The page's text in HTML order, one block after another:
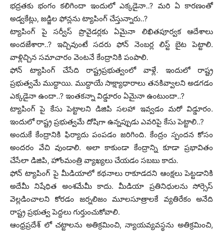
భద్రతకు భంగం కలిగిందా ఇందులో ఎక్కడైనా..? మరి ఏ కారణంతో
అడ్వకేట్లు, జడ్జిల ఫోన్లను ట్యాపింగ్ చేస్తున్నారు..?
ట్యాపింగ్ పై సర్వీస్ ప్రొవైడర్లకు ఏమైనా లిఖితపూర్వక ఆదేశాలు
అందజేశారా..? ఇచ్చివుంటే సదరు ఫోన్ నెంబర్ల లిస్ట్ బైట పెట్టాలి.
వాళ్లిచ్చిన సమాచారం వెంటనే కేంద్రానికి పంపాలి.
ఫోన్ ట్యాపింగ్ చేసేది రాష్ట్రప్రభుత్వంలో వాళ్లే. ఇందులో రాష్ట్ర
ప్రభుత్వమే ముద్దాయి. ముద్దాయే సాక్ష్యాధారాలు తనకివ్వాలని అడగడం
ఎక్కడైనా ఉందా..? ఇంతకన్నా విడ్డూరం ఏమైనా ఉంటుందా..?
ట్యాపింగ్ పై కేసు పెట్టాలని డిజిపి సలహా ఇవ్వడం మరో విడ్డూరం.
ఇందులో రాష్ట్ర ప్రభుత్వమే దోషిగా ఉన్నప్పుడు ఎవరిపై కేసు పెట్టాలి..?
అందుకే కేంద్రానికి ఫిర్యాదు పంపడం జరిగింది. కేంద్రం స్పందన కోసం
అందరం వేచి వుండాలి. అలా కాకుండా కేంద్రాన్ని కూడా ప్రభావితం
చేసేలా డిజిపి, హోంమంత్రి వ్యాఖ్యలు చేయడం సబబు కాదు.
ఫోన్ ట్యాపింగ్ పై మీడియాలో కథనాలు రాకూడదని ఆంక్షలు పెట్టడానికి
అదేమీ నిషేధిత అంశమేమీ కాదు. మీడియా ప్రతినిధులను సోర్సెస్
వెల్లడించాలని కోరడం జర్నలిజం మూలసూత్రాలకే వ్యతిరేకం అనేది
రాష్ట్ర ప్రభుత్వ పెద్దలు గుర్తుంచుకోవాలి.
ఆంధ్రప్రదేశ్ లో చట్టాలను అతిక్రమించి, న్యాయవ్యవస్థను అతిక్రమించి,